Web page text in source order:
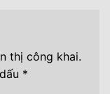
thị công khai.
*